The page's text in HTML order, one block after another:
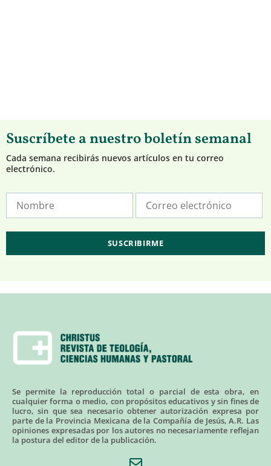
Suscríbete a nuestro boletín semanal
Cada semana recibirás nuevos artículos en tu correo
electrónico.
Se permite la reproducción total o parcial de esta obra, en
cualquier forma o medio, con propósitos educativos y sin fines de
lucro, sin que sea necesario obtener autorización expresa por
parte de la Provincia Mexicana de la Compañía de Jesús, A.R. Las
opiniones expresadas por los autores no necesariamente reflejan
la postura del editor de la publicación.